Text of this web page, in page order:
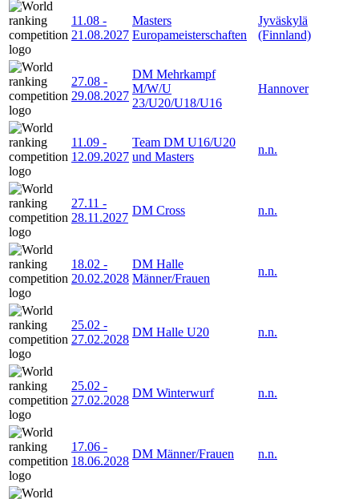
11.08 -
21.08.2027
Masters
Europameisterschaften
Jyväskylä
(Finnland)
27.08 -
29.08.2027
DM Mehrkampf
M/W/U
23/U20/U18/U16
Hannover
11.09 -
12.09.2027
Team DM U16/U20
und Masters
n.n.
27.11 -
28.11.2027
DM Cross n.n.
18.02 -
20.02.2028
DM Halle
Männer/Frauen
n.n.
25.02 -
27.02.2028
DM Halle U20 n.n.
25.02 -
27.02.2028
DM Winterwurf n.n.
17.06 -
18.06.2028
DM Männer/Frauen n.n.